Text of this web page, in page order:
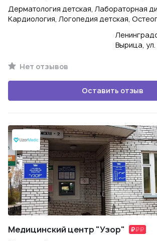
Дерматология детская, Лабораторная
Кардиология, Логопедия детская,
Вырица,
Нет отзывов
Оставить отзыв
Медицинский центр "Узор"